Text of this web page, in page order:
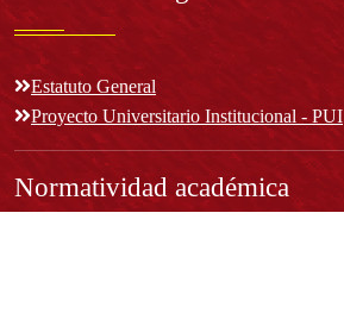
Estatuto General
Proyecto Universitario Institucional - PUI
Normatividad académica